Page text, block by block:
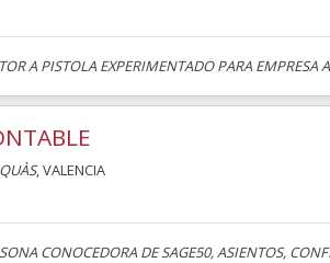
A PISTOLA EXPERIMENTADO PARA EMPRESA
, VALENCIA
CONOCEDORA DE SAGE50, ASIENTOS,